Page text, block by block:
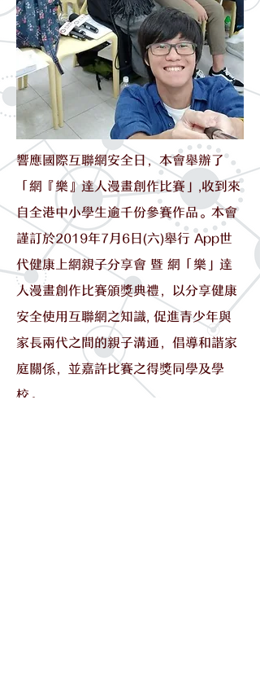
響應國際互聯網安全日，本會舉辦了
「網『樂』達人漫畫創作比賽」,收到來
自全港中小學生逾千份參賽作品。本會
謹訂於2019年7月6日(六)舉行 App世
代健康上網親子分享會 暨 網「樂」達
人漫畫創作比賽頒獎典禮，以分享健康
安全使用互聯網之知識, 促進青少年與
家長兩代之間的親子溝通，倡導和諧家
庭關係，並嘉許比賽之得獎同學及學
校。